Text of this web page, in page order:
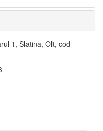
1, Slatina, Olt, cod